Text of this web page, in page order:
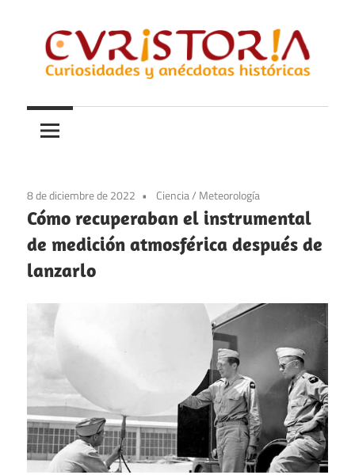
contenido
Curistoria
y
anécdotas
historia
8 de diciembre de 2022 Ciencia/ Meteorología
Cómo recuperaban el instrumental
de medición atmosférica después de
lanzarlo